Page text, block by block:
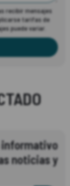
recibir mensajes
tarifas de
puede variar.
informativo
noticias y